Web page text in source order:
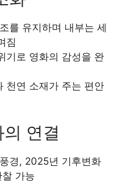
를 유지하며 내부는 세
짐
기로 영화의 감성을 완
천연 소재가 주는 편안
연결
경, 2025년 기후변화
가능